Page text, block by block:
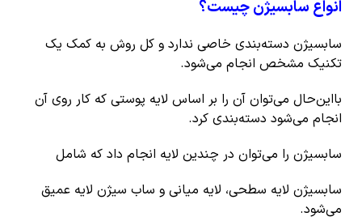
انواع سابسیژن چیست؟
سابسیژن دسته‌بندی خاصی ندارد و کل روش به کمک یک
تکنیک مشخص انجام می‌شود.
بااین‌حال می‌توان آن را بر اساس لایه پوستی که کار روی آن
انجام می‌شود دسته‌بندی کرد.
سابسیژن را می‌توان در چندین لایه انجام داد که شامل
سابسیژن لایه سطحی، لایه میانی و ساب سیژن لایه عمیق
می‌شود.